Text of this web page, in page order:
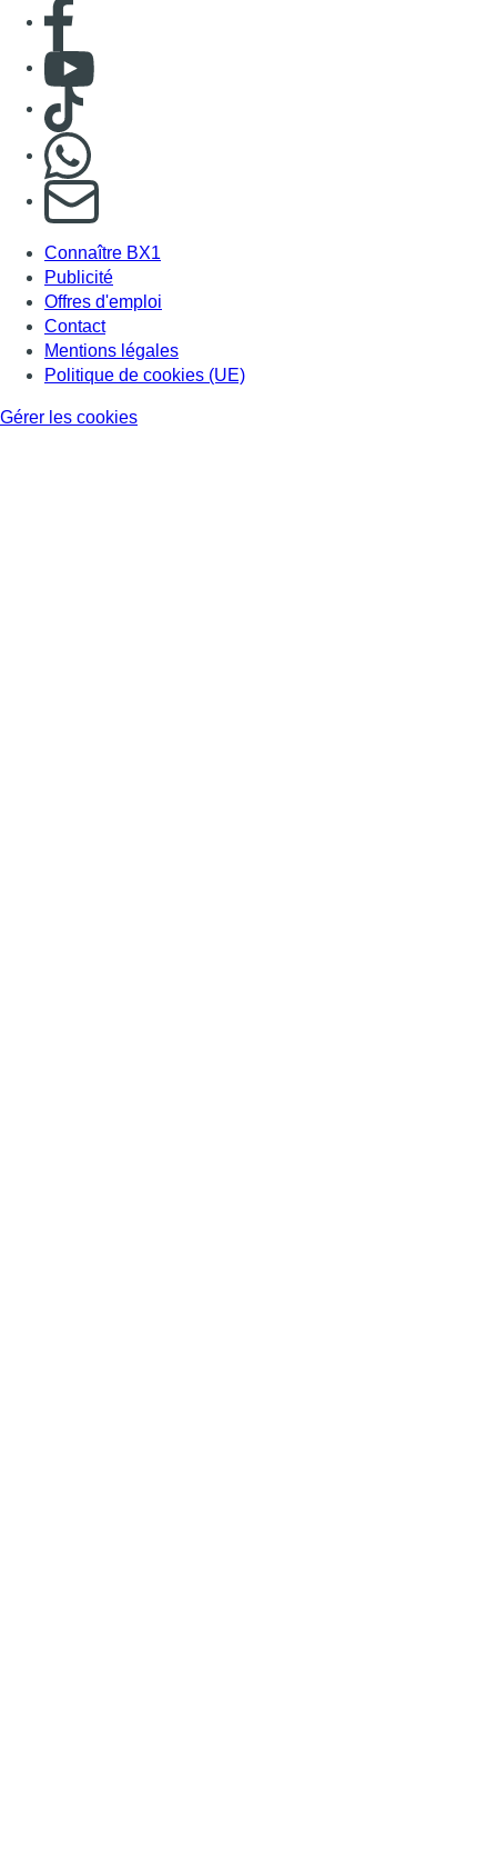
Consulter page Facebook
Consulter Youtube
Consulter TikTok
S'abonner à notre newsletter
Connaître BX1
Publicité
Offres d'emploi
Contact
Mentions légales
Politique de cookies (UE)
Gérer les cookies